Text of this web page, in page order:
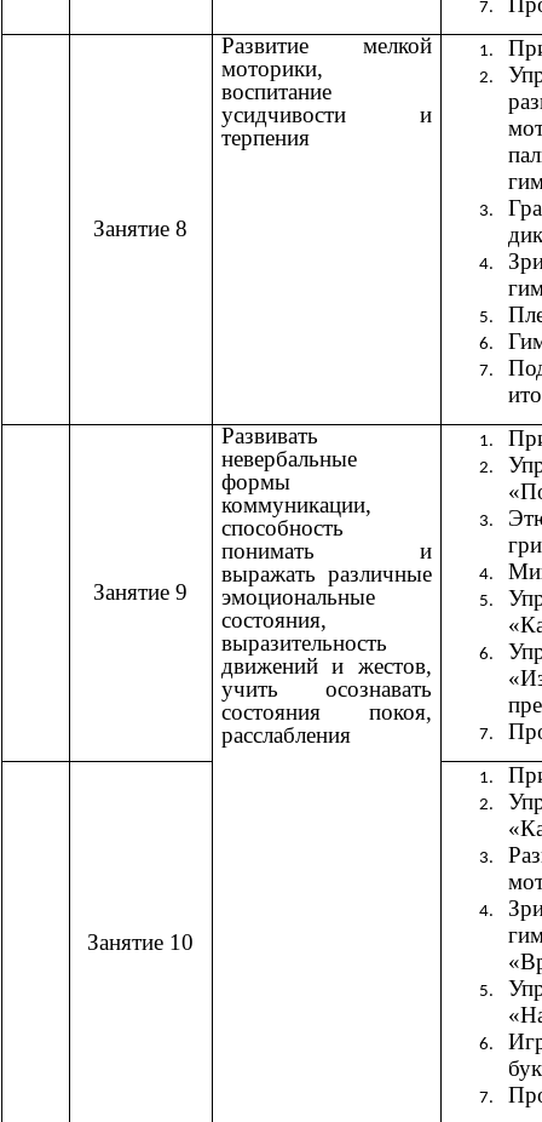
Занятие 8
Развитие мелкой
моторики,
воспитание
усидчивости и
терпения
Занятие 9
Развивать
невербальные
формы
коммуникации,
способность
понимать и
выражать различные
эмоциональные
состояния,
выразительность
движений и жестов,
учить осознавать
состояния покоя,
расслабления
Занятие 10